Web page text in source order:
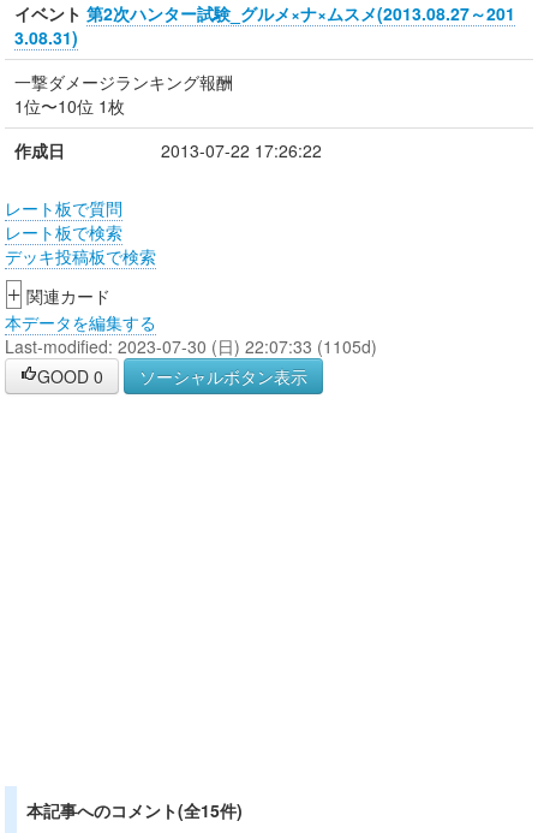
イベント 第2次ハンター試験_グルメ×ナ×ムスメ(2013.08.27～201
3.08.31)
一撃ダメージランキング報酬
1位〜10位 1枚
作成日
2013-07-22 17:26:22
レート板で質問
レート板で検索
デッキ投稿板で検索
+ 関連カード
本データを編集する
Last-modified: 2023-07-30 (日) 22:07:33 (1105d)
GOOD 0 ソーシャルボタン表示
本記事へのコメント(全15件)